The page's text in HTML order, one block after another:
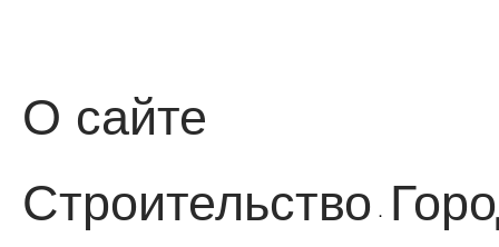
О сайте
Строительство ·